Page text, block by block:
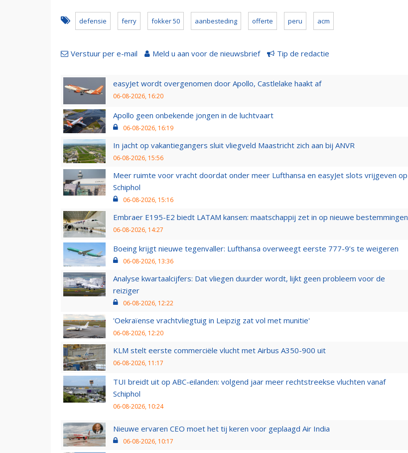
defensie ferry fokker 50 aanbesteding offerte peru acm
Verstuur per e-mail Meld u aan voor de nieuwsbrief Tip de redactie
easyJet wordt overgenomen door Apollo, Castlelake haakt af
06-08-2026, 16:20
Apollo geen onbekende jongen in de luchtvaart
06-08-2026, 16:19
In jacht op vakantiegangers sluit vliegveld Maastricht zich aan bij ANVR
06-08-2026, 15:56
Meer ruimte voor vracht doordat onder meer Lufthansa en easyJet slots vrijgeven op
Schiphol
06-08-2026, 15:16
Embraer E195-E2 biedt LATAM kansen: maatschappij zet in op nieuwe bestemmingen
06-08-2026, 14:27
Boeing krijgt nieuwe tegenvaller: Lufthansa overweegt eerste 777-9’s te weigeren
06-08-2026, 13:36
Analyse kwartaalcijfers: Dat vliegen duurder wordt, lijkt geen probleem voor de
reiziger
06-08-2026, 12:22
'Oekraïense vrachtvliegtuig in Leipzig zat vol met munitie'
06-08-2026, 12:20
KLM stelt eerste commerciële vlucht met Airbus A350-900 uit
06-08-2026, 11:17
TUI breidt uit op ABC-eilanden: volgend jaar meer rechtstreekse vluchten vanaf
Schiphol
06-08-2026, 10:24
Nieuwe ervaren CEO moet het tij keren voor geplaagd Air India
06-08-2026, 10:17